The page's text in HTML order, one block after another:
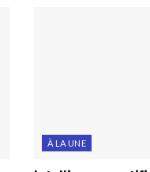
À LA UNE